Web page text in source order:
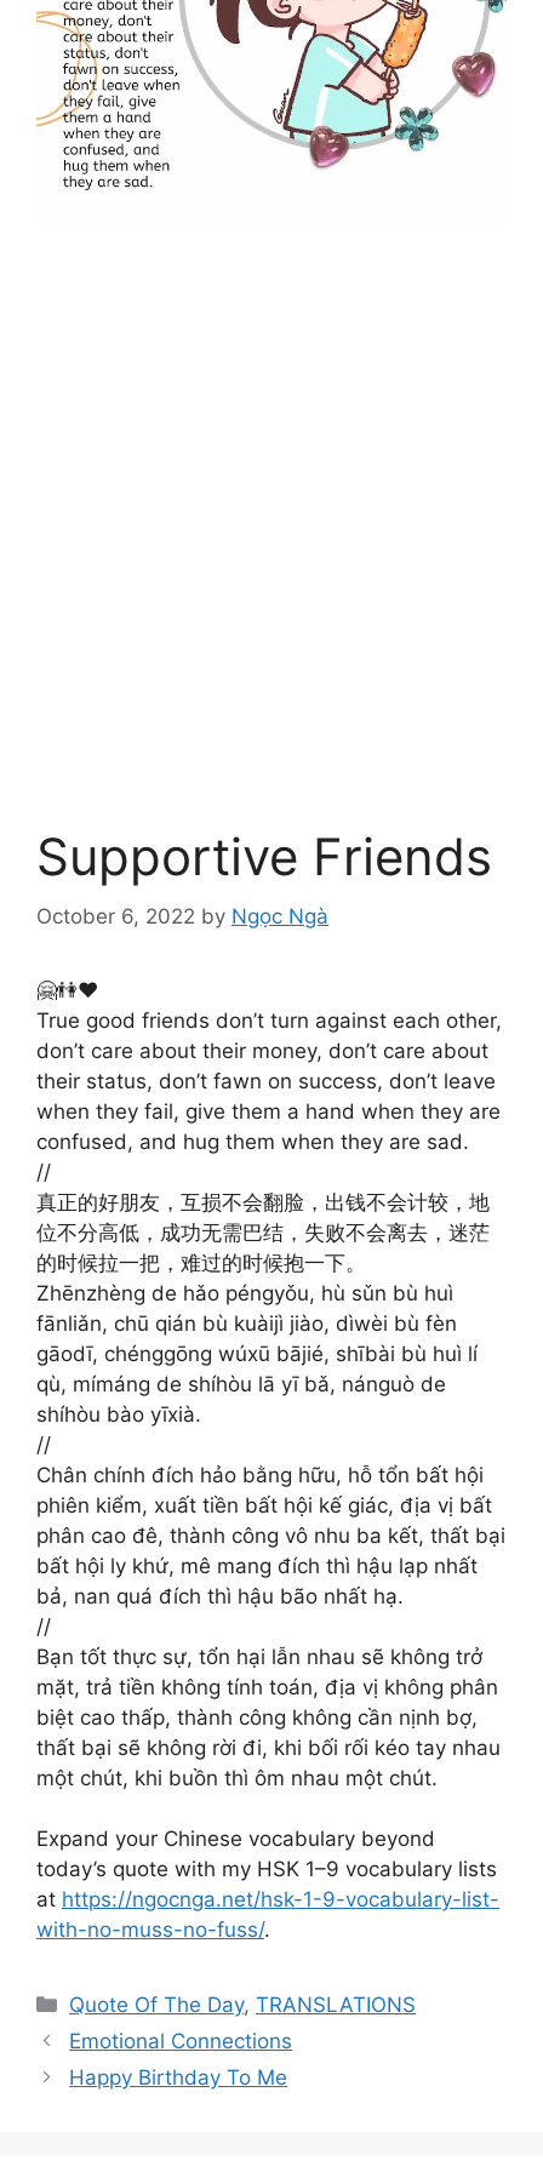
Supportive Friends
October 6, 2022 by Ngọc Ngà
🤗👫❤️
True good friends don’t turn against each other,
don’t care about their money, don’t care about
their status, don’t fawn on success, don’t leave
when they fail, give them a hand when they are
confused, and hug them when they are sad.
//
真正的好朋友，互损不会翻脸，出钱不会计较，地
位不分高低，成功无需巴结，失败不会离去，迷茫
的时候拉一把，难过的时候抱一下。
Zhēnzhèng de hǎo péngyǒu, hù sǔn bù huì
fānliǎn, chū qián bù kuàijì jiào, dìwèi bù fèn
gāodī, chénggōng wúxū bājié, shībài bù huì lí
qù, mímáng de shíhòu lā yī bǎ, nánguò de
shíhòu bào yīxià.
//
Chân chính đích hảo bằng hữu, hỗ tổn bất hội
phiên kiểm, xuất tiền bất hội kế giác, địa vị bất
phân cao đê, thành công vô nhu ba kết, thất bại
bất hội ly khứ, mê mang đích thì hậu lạp nhất
bả, nan quá đích thì hậu bão nhất hạ.
//
Bạn tốt thực sự, tổn hại lẫn nhau sẽ không trở
mặt, trả tiền không tính toán, địa vị không phân
biệt cao thấp, thành công không cần nịnh bợ,
thất bại sẽ không rời đi, khi bối rối kéo tay nhau
một chút, khi buồn thì ôm nhau một chút.
Expand your Chinese vocabulary beyond
today’s quote with my HSK 1–9 vocabulary lists
at https://ngocnga.net/hsk-1-9-vocabulary-list-
with-no-muss-no-fuss/.
Categories
Quote Of The Day,TRANSLATIONS
Emotional Connections
Happy Birthday To Me